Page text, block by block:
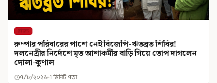
রাজ্য
রুম্পার পরিবারের পাশে নেই বিজেপি-ঋতব্রত শিবির!
দলনেত্রীর নির্দেশে মৃত আশাকর্মীর বাড়ি গিয়ে তোপ দাগলেন
দোলা-কুণাল
৭/৮/২০২৬ 1 মিনিট পড়া